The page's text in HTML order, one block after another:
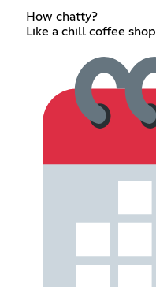
How chatty?
Like a chill coffee shop